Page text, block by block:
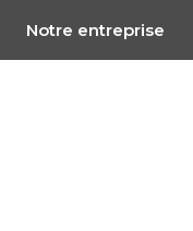
Notre entreprise